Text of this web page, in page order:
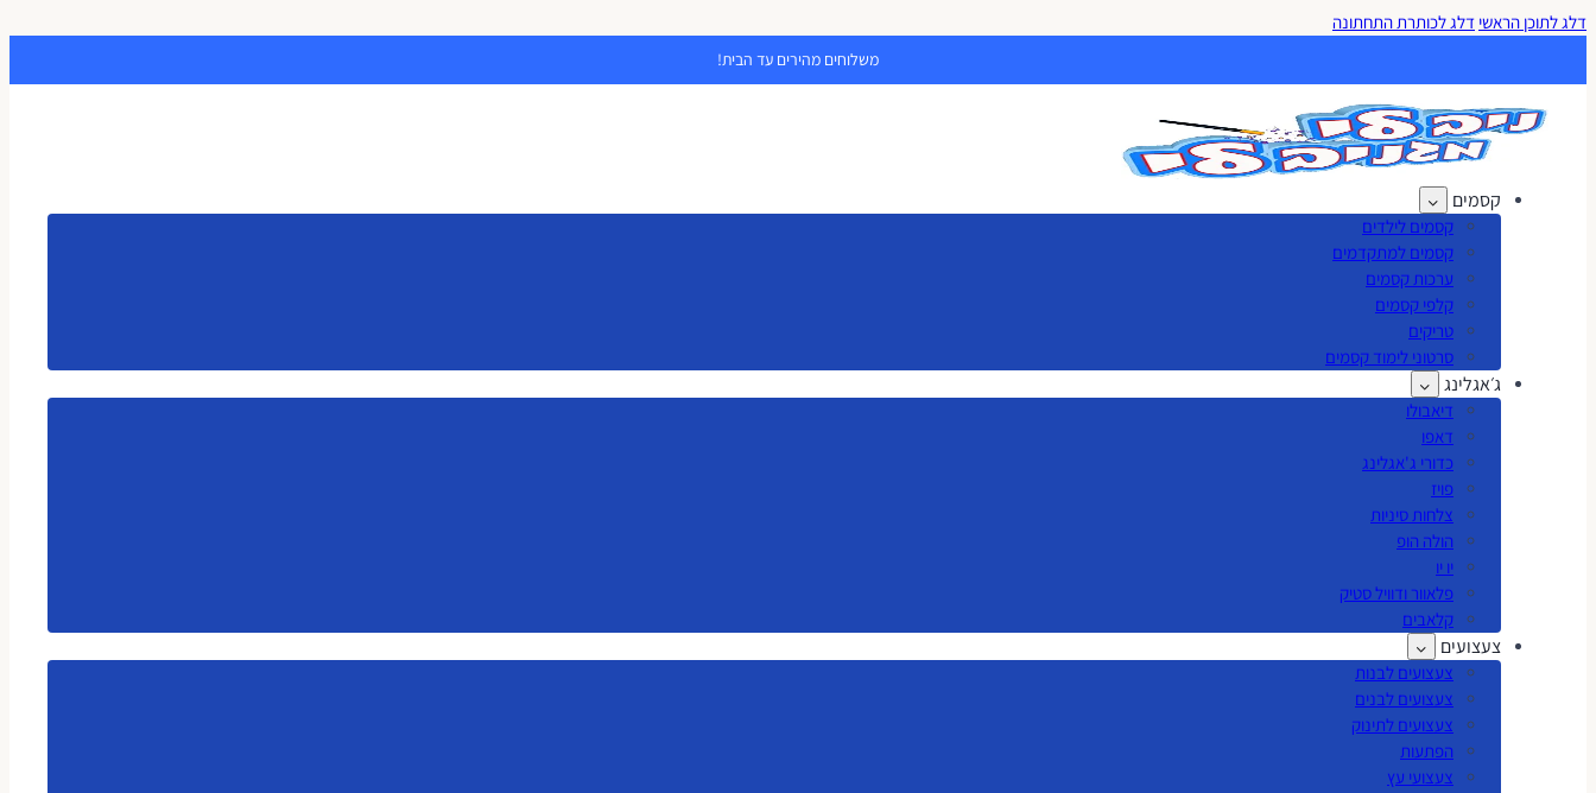
דלג לתוכן הראשי דלג לכותרת התחתונה
משלוחים מהירים עד הבית!
קסמים
קסמים לילדים
קסמים למתקדמים
ערכות קסמים
קלפי קסמים
טריקים
סרטוני לימוד קסמים
ג׳אגלינג
דיאבולו
דאפו
כדורי ג'אגלינג
פויז
צלחות סיניות
הולה הופ
יו יו
פלאוור ודוויל סטיק
קלאבים
צעצועים
צעצועים לבנות
צעצועים לבנים
צעצועים לתינוק
הפתעות
צעצועי עץ